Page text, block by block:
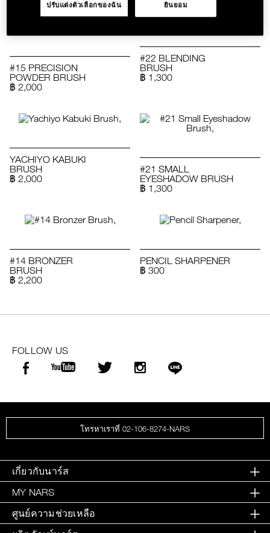
#15 PRECISION
POWDER BRUSH
฿ 2,000
#22 BLENDING
BRUSH
฿ 1,300
YACHIYO KABUKI
BRUSH
฿ 2,000
#21 SMALL
EYESHADOW BRUSH
฿ 1,300
#14 BRONZER
BRUSH
฿ 2,200
PENCIL SHARPENER
฿ 300
FOLLOW US
โทรหาเราที่ 02-106-8274-NARS
เกี่ยวกับนาร์ส
MY NARS
ศูนย์ความช่วยเหลือ
ยินยอม
ปรับแต่งตัวเลือกของฉัน